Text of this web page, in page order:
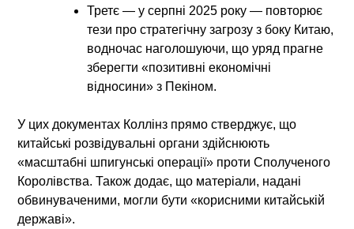
Третє — у серпні 2025 року — повторює
тези про стратегічну загрозу з боку Китаю,
водночас наголошуючи, що уряд прагне
зберегти «позитивні економічні
відносини» з Пекіном.
У цих документах Коллінз прямо стверджує, що
китайські розвідувальні органи здійснюють
«масштабні шпигунські операції» проти Сполученого
Королівства. Також додає, що матеріали, надані
обвинуваченими, могли бути «корисними китайській
державі».